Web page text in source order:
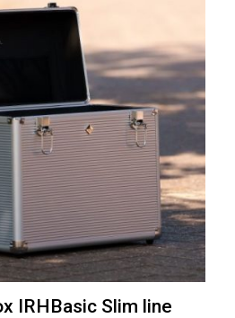
IRHBasic Slim line